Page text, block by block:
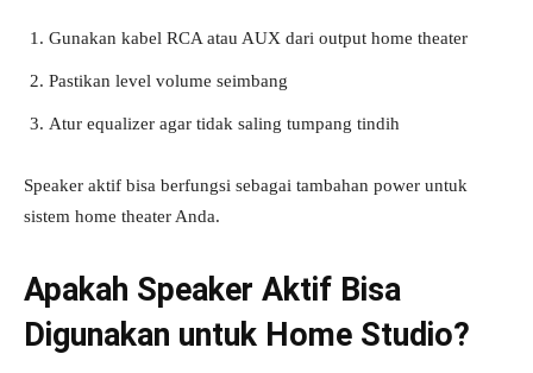
Gunakan kabel RCA atau AUX dari output home theater
Pastikan level volume seimbang
Atur equalizer agar tidak saling tumpang tindih
Speaker aktif bisa berfungsi sebagai tambahan power untuk
sistem home theater Anda.
Apakah Speaker Aktif Bisa
Digunakan untuk Home Studio?